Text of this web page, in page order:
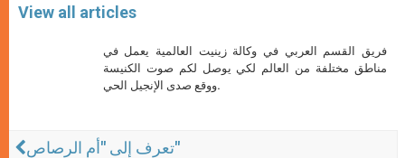
View all articles
فريق القسم العربي في وكالة زينيت العالمية يعمل في
مناطق مختلفة من العالم لكي يوصل لكم صوت الكنيسة
ووقع صدى الإنجيل الحي.
تعرف إلى "أم الرصاص"